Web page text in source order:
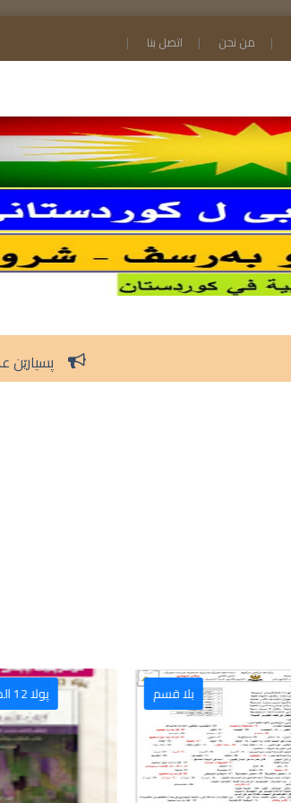
من نحن
اتصل بنا
پسیارێن عەرەبی و ئایینێ پولا 9 ێ 2026
بلا